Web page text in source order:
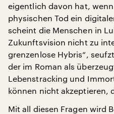
eigentlich davon hat,
physischen Tod ein
scheint die Menschen in
Zukunftsvision nicht zu
grenzenlose Hybris“,
der im Roman als
Lebenstracking und
können nicht akzeptieren,
Mit all diesen Fragen wird